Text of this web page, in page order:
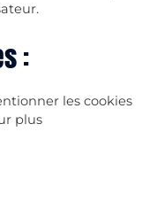
:
les cookies
plus